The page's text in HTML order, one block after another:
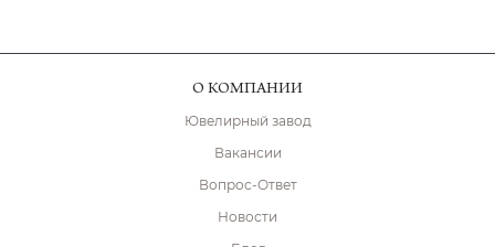
О КОМПАНИИ
Ювелирный завод
Вакансии
Вопрос-Ответ
Новости